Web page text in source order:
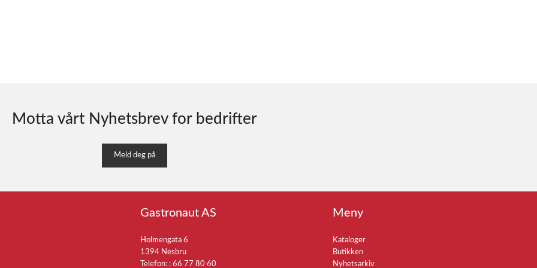
Motta vårt Nyhetsbrev for bedrifter
Meld deg på
Gastronaut AS
Holmengata 6
1394 Nesbru
Telefon: : 66 77 80 60
Meny
Kataloger
Butikken
Nyhetsarkiv